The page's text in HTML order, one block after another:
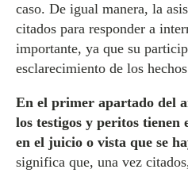
caso. De igual manera, la
citados para responder a
importante, ya que su
esclarecimiento de los
En el primer apartado del
los testigos y peritos tienen
en el juicio o vista que se
significa que, una vez